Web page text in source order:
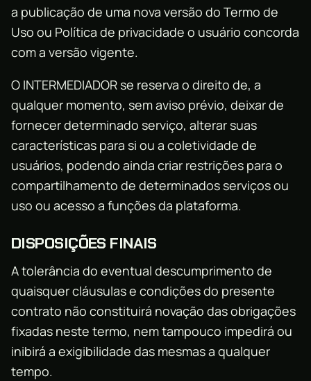
a publicação de uma nova versão do Termo de
Uso ou Política de privacidade o usuário concorda
com a versão vigente.
O INTERMEDIADOR se reserva o direito de, a
qualquer momento, sem aviso prévio, deixar de
fornecer determinado serviço, alterar suas
características para si ou a coletividade de
usuários, podendo ainda criar restrições para o
compartilhamento de determinados serviços ou
uso ou acesso a funções da plataforma.
DISPOSIÇÕES FINAIS
A tolerância do eventual descumprimento de
quaisquer cláusulas e condições do presente
contrato não constituirá novação das obrigações
fixadas neste termo, nem tampouco impedirá ou
inibirá a exigibilidade das mesmas a qualquer
tempo.